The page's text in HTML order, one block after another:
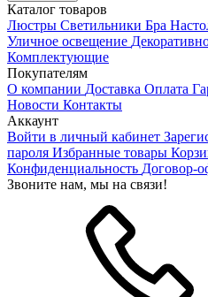
Каталог товаров
Люстры Светильники Бра
Уличное освещение
Комплектующие
Покупателям
О компании Доставка Оплата
Новости Контакты
Аккаунт
Войти в личный кабинет
пароля Избранные товары
Конфиденциальность Договор-
Звоните нам, мы на связи!